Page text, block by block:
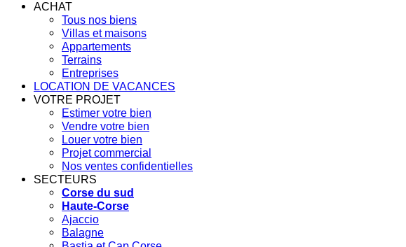
ACHAT
Tous nos biens
Villas et maisons
Appartements
Terrains
Entreprises
LOCATION DE VACANCES
VOTRE PROJET
Estimer votre bien
Vendre votre bien
Louer votre bien
Projet commercial
Nos ventes confidentielles
SECTEURS
Corse du sud
Haute-Corse
Ajaccio
Balagne